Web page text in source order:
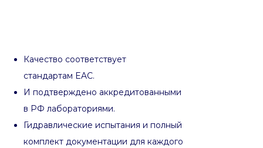
Качество соответствует
стандартам EAC.
И подтверждено аккредитованными
в РФ лабораториями.
Гидравлические испытания и полный
комплект документации для каждого